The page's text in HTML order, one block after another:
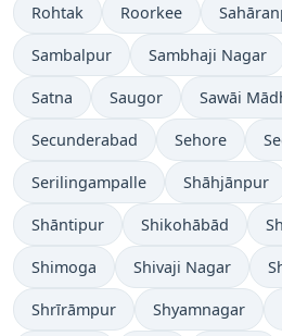
Rohtak Roorkee
Sambalpur Sambhaji Nagar
Satna Saugor Sawāi
Secunderabad Sehore
Serilingampalle Shāhjānpur
Shāntipur Shikohābād
Shimoga Shivaji Nagar
Shrīrāmpur Shyamnagar